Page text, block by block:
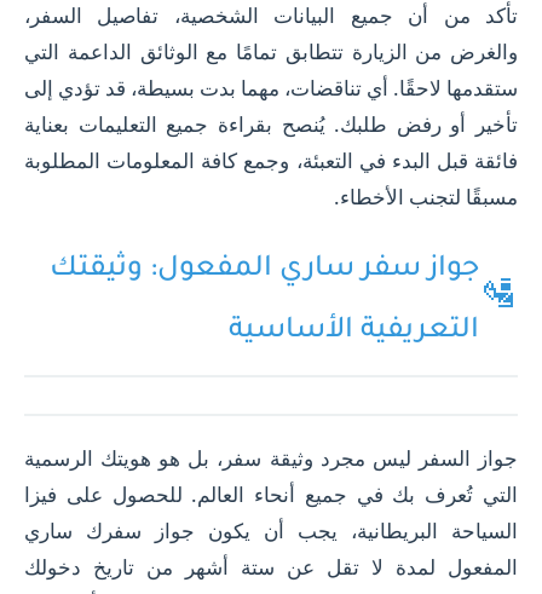
تأكد من أن جميع البيانات الشخصية، تفاصيل السفر،
والغرض من الزيارة تتطابق تمامًا مع الوثائق الداعمة التي
ستقدمها لاحقًا. أي تناقضات، مهما بدت بسيطة، قد تؤدي إلى
تأخير أو رفض طلبك. يُنصح بقراءة جميع التعليمات بعناية
فائقة قبل البدء في التعبئة، وجمع كافة المعلومات المطلوبة
مسبقًا لتجنب الأخطاء.
🛂
جواز سفر ساري المفعول: وثيقتك
التعريفية الأساسية
جواز السفر ليس مجرد وثيقة سفر، بل هو هويتك الرسمية
التي تُعرف بك في جميع أنحاء العالم. للحصول على فيزا
السياحة البريطانية، يجب أن يكون جواز سفرك ساري
المفعول لمدة لا تقل عن ستة أشهر من تاريخ دخولك